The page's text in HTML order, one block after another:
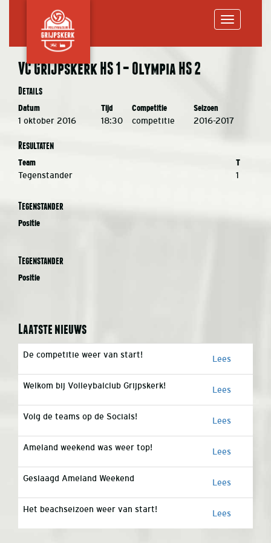
VC Grijpskerk HS 1 – Olympia HS 2
Details
Datum Tijd Competitie Seizoen
1 oktober 2016 18:30 competitie 2016-2017
Resultaten
Team T
Tegenstander 1
Tegenstander
Positie
Tegenstander
Positie
Laatste nieuws
De competitie weer van start! Lees
Welkom bij Volleybalclub Grijpskerk! Lees
Volg de teams op de Socials! Lees
Ameland weekend was weer top! Lees
Geslaagd Ameland Weekend Lees
Het beachseizoen weer van start! Lees